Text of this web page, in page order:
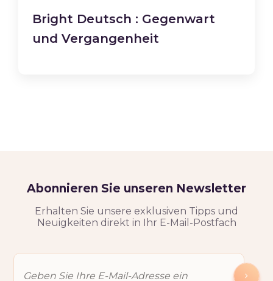
Bright Deutsch : Gegenwart
und Vergangenheit
Abonnieren Sie unseren Newsletter
Erhalten Sie unsere exklusiven Tipps und
Neuigkeiten direkt in Ihr E-Mail-Postfach